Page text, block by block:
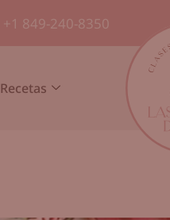
+1 849-240-8350
Recetas